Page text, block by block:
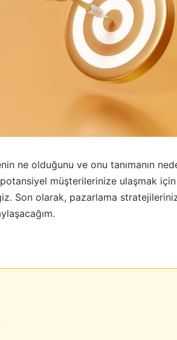
ne olduğunu ve onu tanımanın
müşterilerinize ulaşmak
Son olarak, pazarlama